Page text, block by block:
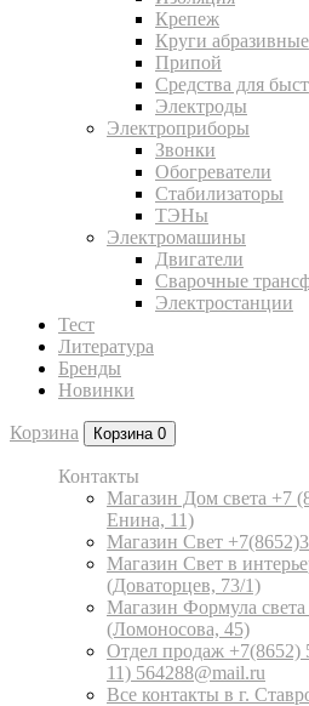
Крепеж
Круги абразивные
Припой
Средства для
Электроды
Электроприборы
Звонки
Обогреватели
Стабилизаторы
ТЭНы
Электромашины
Двигатели
Сварочные
Электростанции
Тест
Литература
Бренды
Новинки
Корзина Корзина 0
Контакты
Магазин Дом света +7
Енина, 11)
Магазин Свет
Магазин Свет в
(Доваторцев, 73/1)
Магазин Формула
(Ломоносова, 45)
Отдел продаж +7(8652)
11) 564288@mail.ru
Все контакты в г.